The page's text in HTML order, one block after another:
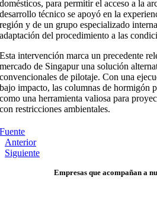
domésticos, para permitir el acceso a la
desarrollo técnico se apoyó en la
región y de un grupo especializado
adaptación del procedimiento a las
Esta intervención marca un precedente
mercado de Singapur una solución
convencionales de pilotaje. Con una
bajo impacto, las columnas de hormigón
como una herramienta valiosa para
con restricciones ambientales.
Fuente
Anterior
Siguiente
Empresas que acompañan a